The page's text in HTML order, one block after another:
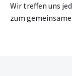
Wir treffen uns
zum